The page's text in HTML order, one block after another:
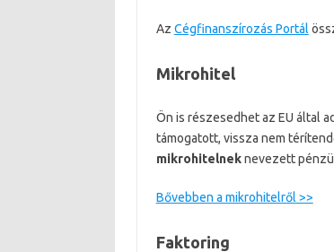
Az Cégfinanszírozás Portál
Mikrohitel
Ön is részesedhet az EU által
támogatott, vissza nem
mikrohitelneknevezett
Bővebben a mikrohitelről >>
Faktoring